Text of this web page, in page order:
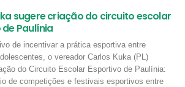
sugere criação do circuito escolar
Paulínia
de incentivar a prática esportiva entre
o vereador Carlos Kuka (PL)
do Circuito Escolar Esportivo de Paulínia:
de competições e festivais esportivos entre